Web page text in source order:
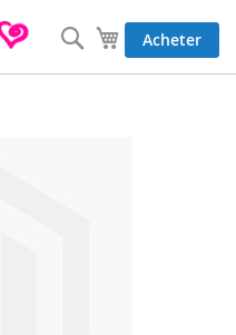
Mon panier
Acheter
Rechercher